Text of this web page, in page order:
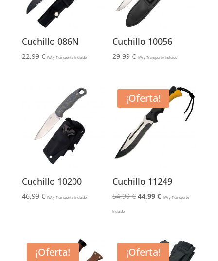
Cuchillo 086N
22,99 € IVA y Transporte Incluido
Cuchillo 10056
29,99€ IVA y Transporte Incluido
Cuchillo 10200
46,99 € IVA y Transporte Incluido
¡Oferta!
Cuchillo 11249
54,99€ El
54,99 €.
44,99€El
44,99 €.
IVA y Transporte
Incluido
¡Oferta! ¡Oferta!